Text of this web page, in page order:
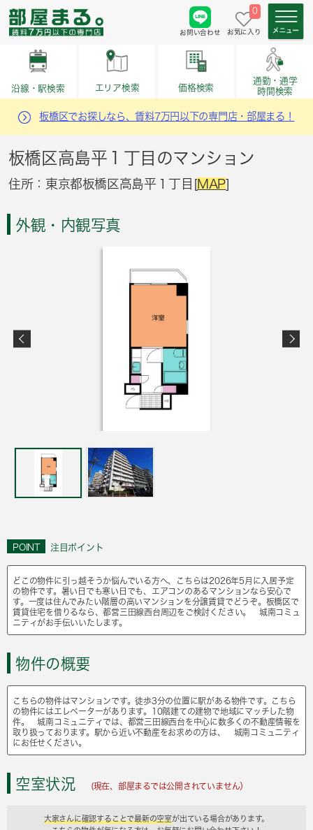
お問い合わせ
0
お気に入り
沿線・駅検索 エリア検索 価格検索
通勤・通学
時間検索
板橋区でお探しなら、賃料7万円以下の専門店・部屋まる！
板橋区高島平１丁目のマンション
住所：東京都板橋区高島平１丁目[MAP]
外観・内観写真
POINT 注目ポイント
どこの物件に引っ越そうか悩んでいる方へ、こちらは2026年5月に入居予定
の物件です。暑い日でも寒い日でも、エアコンのあるマンションなら安心で
す。一度は住んでみたい階層の高いマンションを分譲賃貸でどうぞ。板橋区で
賃貸住宅を借りるなら、都営三田線西台周辺をご検討ください。 城南コミュ
ニティがお手伝いいたします。
物件の概要
こちらの物件はマンションです。徒歩3分の位置に駅がある物件です。こちら
の物件にはエレベーターがあります。10階建ての建物で地域にマッチした物
件。 城南コミュニティでは、都営三田線西台を中心に数多くの不動産情報を
取り扱っております。駅から近い不動産をお求めの方は、 城南コミュニティ
にお任せください。
空室状況 (現在、部屋まるでは公開されていません）
大家さんに確認することで最新の空室が出ている場合があります。